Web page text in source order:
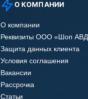
О КОМПАНИИ
О компании
Реквизиты ООО «Шоп
Защита данных клиента
Условия соглашения
Вакансии
Рассрочка
Статьи